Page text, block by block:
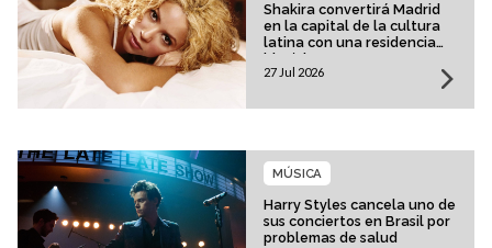
Shakira convertirá Madrid
en la capital de la cultura
latina con una residencia
histórica
27 Jul 2026
Harry Styles cancela uno de
sus conciertos en Brasil por
problemas de salud
MÚSICA